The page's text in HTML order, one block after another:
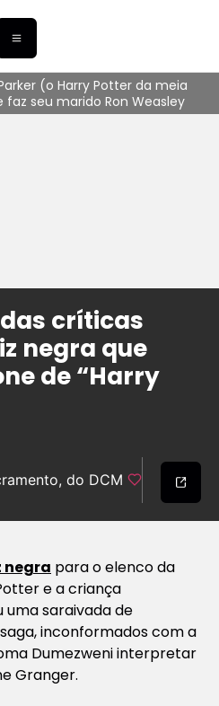
(o Harry Potter da meia
seu marido Ron Weasley
críticas
negra que
de “Harry
do DCM
negra para o elenco da
e a criança
uma saraivada de
inconformados com a
Dumezweni interpretar
Granger.